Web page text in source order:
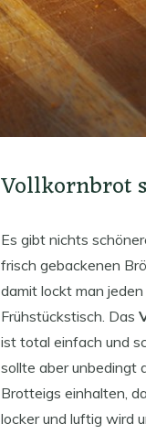
Vollkornbrot
Es gibt nichts
frisch gebackenen
damit lockt man
Frühstückstisch. Das
ist total einfach und
sollte aber unbedingt
Brotteigs einhalten,
locker und luftig wird